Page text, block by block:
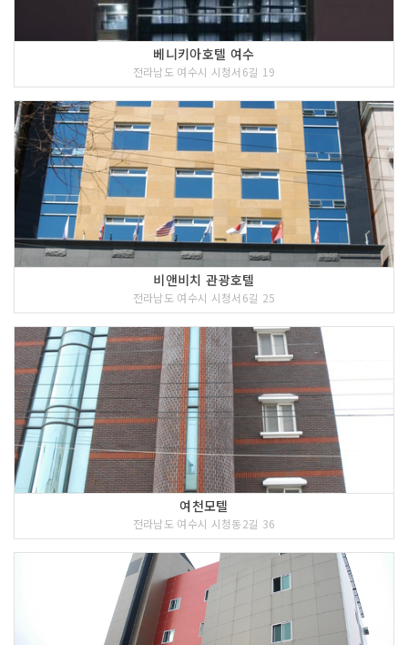
베니키아호텔 여수
전라남도 여수시 시청서6길 19
비앤비치 관광호텔
전라남도 여수시 시청서6길 25
여천모텔
전라남도 여수시 시청동2길 36